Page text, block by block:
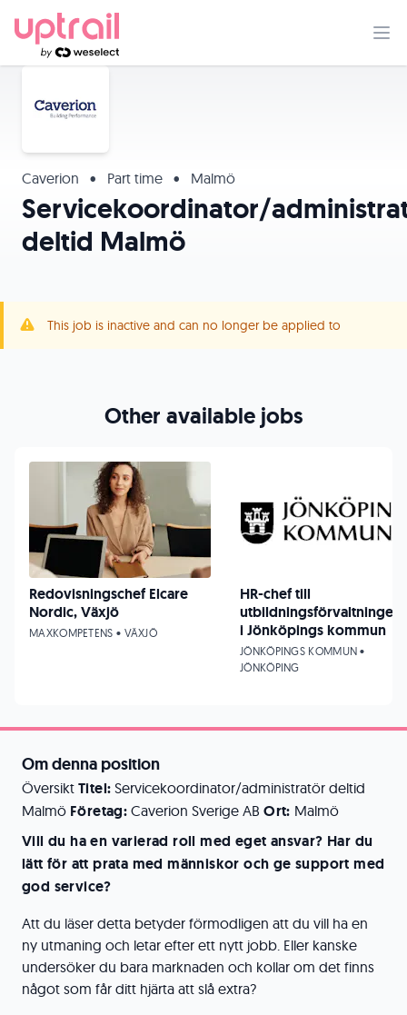
Caverion • Part time • Malmö
Servicekoordinator/
deltid Malmö
This job is inactive and can no longer be applied to
Om denna position
Översikt Titel: Servicekoordinator/administratör deltid
Malmö Företag: Caverion Sverige ABOrt: Malmö
Vill du ha en varierad roll med eget ansvar? Har du
lätt för att prata med människor och ge support med
god service?
Att du läser detta betyder förmodligen att du vill ha en
ny utmaning och letar efter ett nytt jobb. Eller kanske
undersöker du bara marknaden och kollar om det finns
något som får ditt hjärta att slå extra?
Other available jobs
Redovisningschef Elcare
Nordic, Växjö
MAXKOMPETENS • VÄXJÖ
HR-chef till
utbildningsförvaltningen
i Jönköpings kommun
JÖNKÖPINGS KOMMUN •
JÖNKÖPING